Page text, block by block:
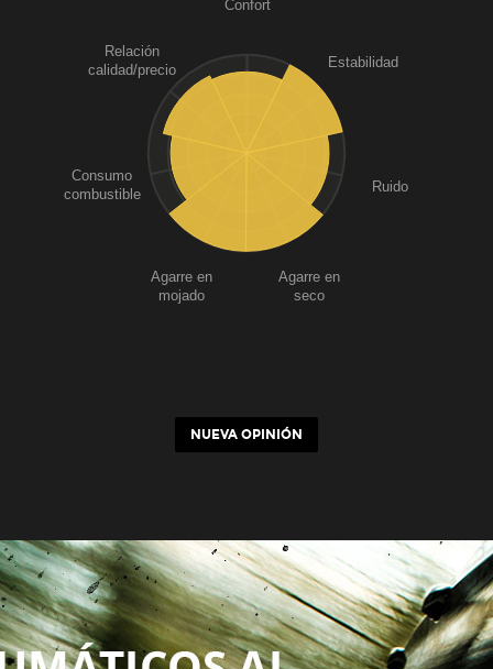
Confort
Estabilidad
Ruido
Agarre en
seco
Agarre en
mojado
Consumo
combustible
Relación
calidad/precio
NUEVA OPINIÓN